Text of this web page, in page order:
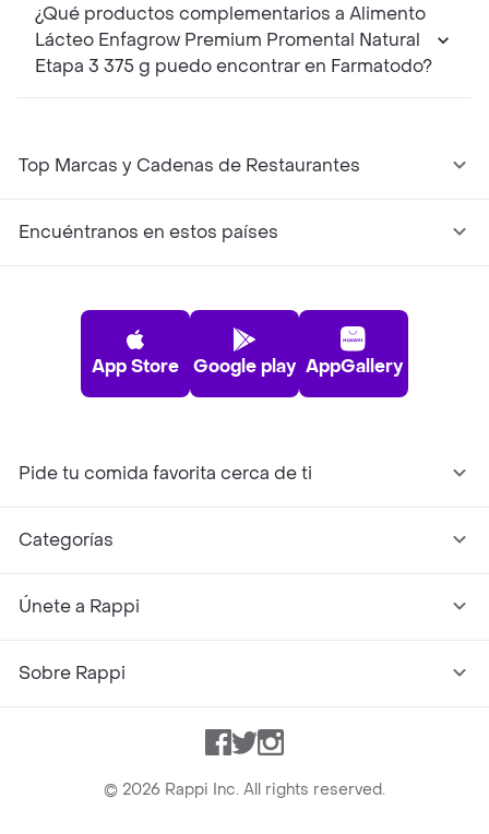
¿Qué productos complementarios a Alimento
Lácteo Enfagrow Premium Promental Natural
Etapa 3 375 g puedo encontrar en Farmatodo?
Top Marcas y Cadenas de Restaurantes
Encuéntranos en estos países
App Store Google play AppGallery
Pide tu comida favorita cerca de ti
Categorías
Únete a Rappi
Sobre Rappi
Facebook
TwitterInstagram
© 2026 Rappi Inc. All rights reserved.